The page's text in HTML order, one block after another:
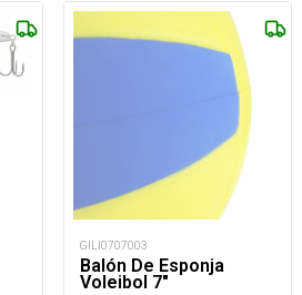
GILI0707003
Balón De Esponja
Voleibol 7"